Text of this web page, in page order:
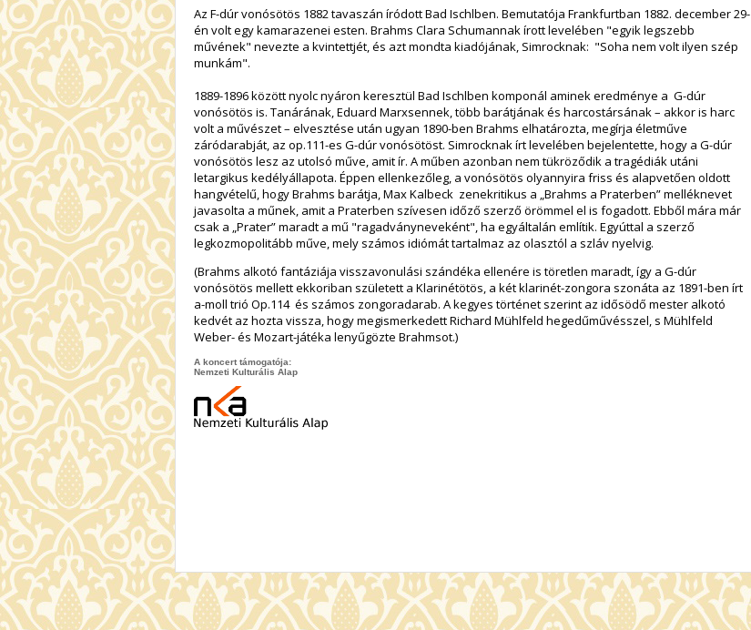
Az F-dúr vonósötös 1882 tavaszán íródott Bad Ischlben. Bemutatója Frankfurtban 1882. december 29-
én volt egy kamarazenei esten. Brahms Clara Schumannak írott levelében "egyik legszebb
művének" nevezte a kvintettjét, és azt mondta kiadójának, Simrocknak: "Soha nem volt ilyen szép
munkám".
1889-1896 között nyolc nyáron keresztül Bad Ischlben komponál aminek eredménye a G-dúr
vonósötös is. Tanárának, Eduard Marxsennek, több barátjának és harcostársának – akkor is harc
volt a művészet – elvesztése után ugyan 1890-ben Brahms elhatározta, megírja életműve
záródarabját, az op.111-es G-dúr vonósötöst. Simrocknak írt levelében bejelentette, hogy a G-dúr
vonósötös lesz az utolsó műve, amit ír. A műben azonban nem tükröződik a tragédiák utáni
letargikus kedélyállapota. Éppen ellenkezőleg, a vonósötös olyannyira friss és alapvetően oldott
hangvételű, hogy Brahms barátja, Max Kalbeck zenekritikus a „Brahms a Praterben” melléknevet
javasolta a műnek, amit a Praterben szívesen időző szerző örömmel el is fogadott. Ebből mára már
csak a „Prater” maradt a mű "ragadványneveként", ha egyáltalán említik. Egyúttal a szerző
legkozmopolitább műve, mely számos idiómát tartalmaz az olasztól a szláv nyelvig.
(Brahms alkotó fantáziája visszavonulási szándéka ellenére is töretlen maradt, így a G-dúr
vonósötös mellett ekkoriban született a Klarinétötös, a két klarinét-zongora szonáta az 1891-ben írt
a-moll trió Op.114 és számos zongoradarab. A kegyes történet szerint az idősödő mester alkotó
kedvét az hozta vissza, hogy megismerkedett Richard Mühlfeld hegedűművésszel, s Mühlfeld
Weber- és Mozart-játéka lenyűgözte Brahmsot.)
A koncert támogatója:
Nemzeti Kulturális Alap